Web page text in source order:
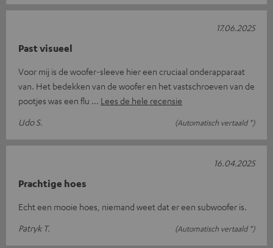
Past visueel
Voor mij is de woofer-sleeve hier een cruciaal onderapparaat
van. Het bedekken van de woofer en het vastschroeven van de
pootjes was een flu
Lees de hele recensie
Udo S.
(Automatisch vertaald *)
17.06.2025
Prachtige hoes
Echt een mooie hoes, niemand weet dat er een subwoofer is.
Patryk T.
(Automatisch vertaald *)
16.04.2025